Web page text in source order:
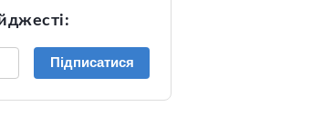
Підписатися